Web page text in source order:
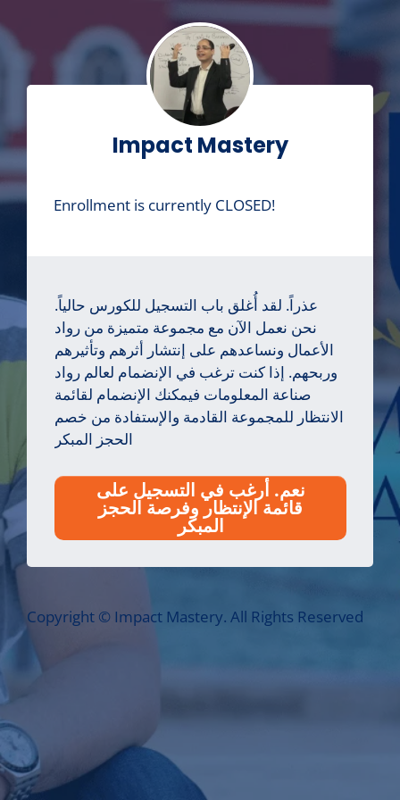
Impact Mastery
Enrollment is currently CLOSED!
عذراً. لقد أُغلق باب التسجيل للكورس حالياً.
نحن نعمل الآن مع مجموعة متميزة من رواد
الأعمال ونساعدهم على إنتشار أثرهم وتأثيرهم
وربحهم. إذا كنت ترغب في الإنضمام لعالم رواد
صناعة المعلومات فيمكنك الإنضمام لقائمة
الانتظار للمجموعة القادمة والإستفادة من خصم
الحجز المبكر
نعم. أرغب في التسجيل على
قائمة الإنتظار وفرصة الحجز
المبكر
Copyright © Impact Mastery. All Rights Reserved